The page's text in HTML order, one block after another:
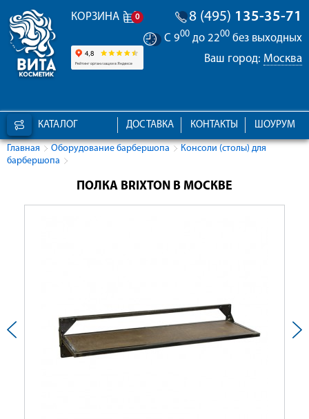
КОРЗИНА 0 8 (495) 135-35-71
С 900 до 2200 без выходных
Ваш город: Москва
КАТАЛОГ ШОУРУМ
КОНТАКТЫ
ДОСТАВКА
Главная Оборудование барбершопа
Консоли (столы) для
барбершопа
ПОЛКА BRIXTON В МОСКВЕ